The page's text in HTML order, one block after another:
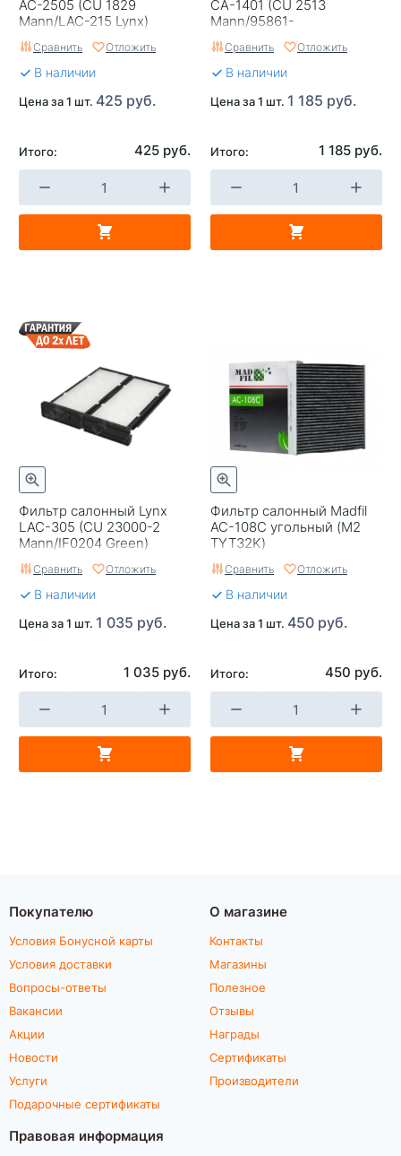
AC-2505 (CU 1829
Mann/LAC-215 Lynx)
Сравнить Отложить
В наличии
Цена за 1 шт. 425 руб.
Итого: 425 руб.
CA-1401 (CU 2513
Mann/95861-
54J00/95861-64J10
Suzuki) Индонезия
Сравнить Отложить
В наличии
Цена за 1 шт. 1 185 руб.
Итого: 1 185 руб.
Фильтр салонный Lynx
LAC-305 (CU 23000-2
Mann/IF0204 Green)
Сравнить Отложить
В наличии
Цена за 1 шт. 1 035 руб.
Итого: 1 035 руб.
Фильтр салонный Madfil
AC-108C угольный (M2
TYT32K)
Сравнить Отложить
В наличии
Цена за 1 шт. 450 руб.
Итого: 450 руб.
Покупателю
Условия Бонусной карты
Условия доставки
Вопросы-ответы
Вакансии
Акции
Новости
Услуги
Подарочные сертификаты
О магазине
Контакты
Магазины
Полезное
Отзывы
Награды
Сертификаты
Производители
Правовая информация